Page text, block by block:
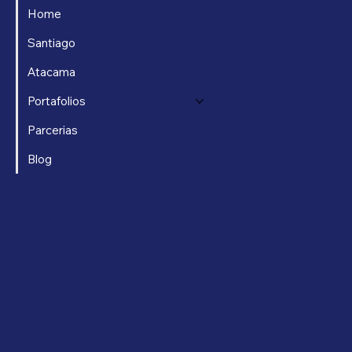
Home
Santiago
Atacama
Portafolios
Parcerias
Blog